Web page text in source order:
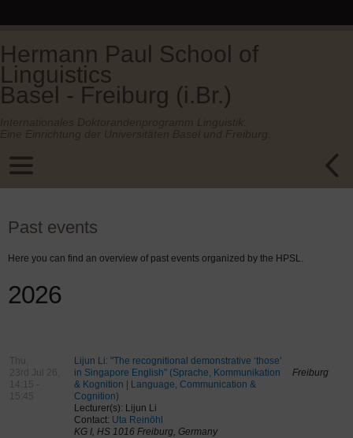
Hermann Paul School of
Linguistics
Basel - Freiburg (i.Br.)
Past events
Here you can find an overview of past events organized by the HPSL.
2026
Thu,
23rd Jul 26,
14:15 -
15:45
Lijun Li: "The recognitional demonstrative ‘those’
in Singapore English" (Sprache, Kommunikation
& Kognition | Language, Communication &
Cognition)
Lecturer(s): Lijun Li
Contact: Uta Reinöhl
KG I, HS 1016 Freiburg, Germany
Freiburg